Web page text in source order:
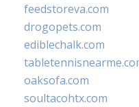
feedstoreva.com
drogopets.com
ediblechalk.com
oaksofa.com
soultacohtx.com